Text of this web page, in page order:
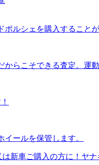
ルシェを購入すること
らこそできる査定。運
ールを保管します。